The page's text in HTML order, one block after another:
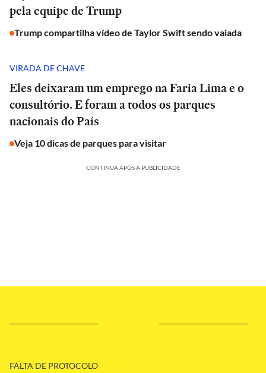
pela equipe de Trump
Trump compartilha vídeo de Taylor Swift sendo vaiada
VIRADA DE CHAVE
Eles deixaram um emprego na Faria Lima e o
consultório. E foram a todos os parques
nacionais do País
Veja 10 dicas de parques para visitar
CONTINUA APÓS A PUBLICIDADE
FALTA DE PROTOCOLO